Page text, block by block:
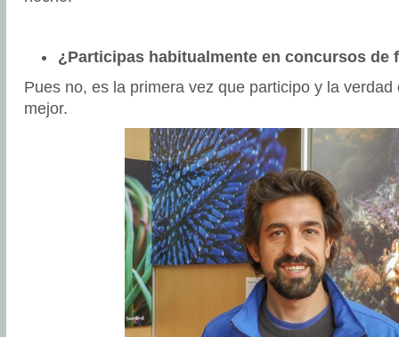
¿Participas habitualmente en concursos de
Pues no, es la primera vez que participo y la
mejor.